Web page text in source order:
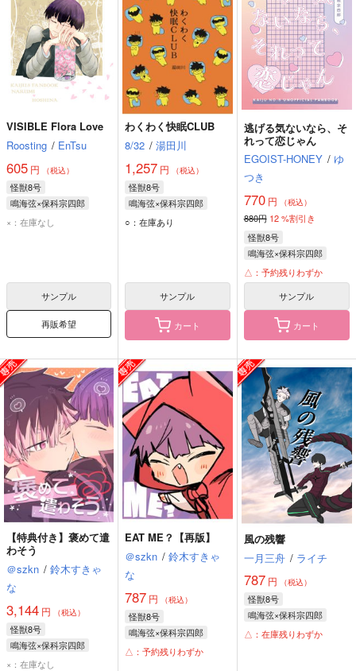
VISIBLE Flora Love
Roosting / EnTsu
605 円 （税込）
怪獣8号
鳴海弦×保科宗四郎
鳴海弦
保科宗四郎
×：在庫なし
サンプル
再販希望
わくわく快眠CLUB
8/32 / 湯田川
1,257 円 （税込）
怪獣8号
鳴海弦×保科宗四郎
鳴海弦
保科宗四郎
○：在庫あり
サンプル
カート
逃げる気ないなら、そ
れって恋じゃん
EGOIST-HONEY / ゆ
つき
770円 （税込）
880円 12 %割引き
怪獣8号
鳴海弦×保科宗四郎
鳴海弦
保科宗四郎
△：予約残りわずか
サンプル
カート
【特典付き】褒めて遣
わそう
＠szkn / 鈴木すきゃ
な
3,144 円 （税込）
怪獣8号
鳴海弦×保科宗四郎
鳴海弦
保科宗四郎
×：在庫なし
EAT ME？【再版】
＠szkn / 鈴木すきゃ
な
787 円 （税込）
怪獣8号
鳴海弦×保科宗四郎
鳴海弦
保科宗四郎
△：予約残りわずか
風の残響
一月三舟 / ライチ
787円 （税込）
怪獣8号
鳴海弦×保科宗四郎
鳴海弦
保科宗四郎
△：在庫残りわずか